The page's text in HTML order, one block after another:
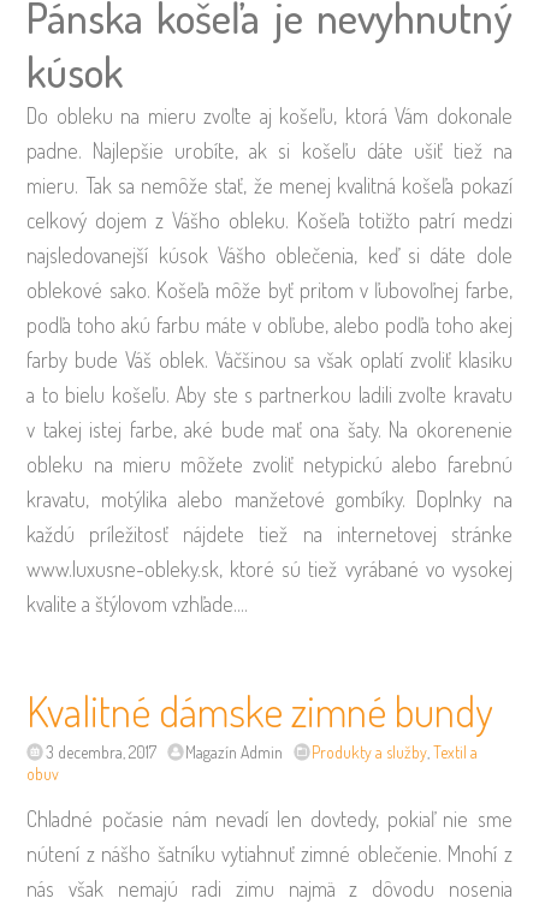
Pánska košeľa je nevyhnutný
kúsok
Do obleku na mieru zvoľte aj košeľu, ktorá Vám dokonale
padne. Najlepšie urobíte, ak si košeľu dáte ušiť tiež na
mieru. Tak sa nemôže stať, že menej kvalitná košeľa pokazí
celkový dojem z Vášho obleku. Košeľa totižto patrí medzi
najsledovanejší kúsok Vášho oblečenia, keď si dáte dole
oblekové sako. Košeľa môže byť pritom v ľubovoľnej farbe,
podľa toho akú farbu máte v obľube, alebo podľa toho akej
farby bude Váš oblek. Väčšinou sa však oplatí zvoliť klasiku
a to bielu košeľu. Aby ste s partnerkou ladili zvoľte kravatu
v takej istej farbe, aké bude mať ona šaty. Na okorenenie
obleku na mieru môžete zvoliť netypickú alebo farebnú
kravatu, motýlika alebo manžetové gombíky. Doplnky na
každú príležitosť nájdete tiež na internetovej stránke
www.luxusne-obleky.sk, ktoré sú tiež vyrábané vo vysokej
kvalite a štýlovom vzhľade.…
Kvalitné dámske zimné bundy
3 decembra, 2017 Magazín Admin Produkty a služby ,Textil a
obuv
Chladné počasie nám nevadí len dovtedy, pokiaľ nie sme
nútení z nášho šatníku vytiahnuť zimné oblečenie. Mnohí z
nás však nemajú radi zimu najmä z dôvodu nosenia